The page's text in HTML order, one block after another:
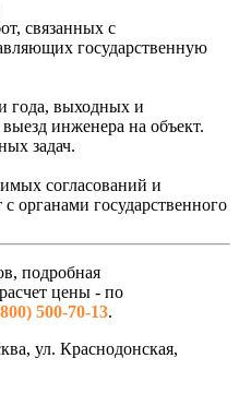
связанных с
государственную
года, выходных и
инженера на объект.
задач.
согласований и
органами государственного
подробная
цены - по
500-70-13.
ул. Краснодонская,